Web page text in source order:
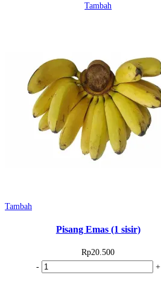
Tambah
Tambah
Pisang Emas (1 sisir)
Rp20.500
-
Kuantitas
+